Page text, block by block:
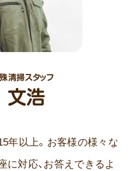
文浩
清掃スタッフ
年以上。お客様の様々な
に対応、お答えできるよ